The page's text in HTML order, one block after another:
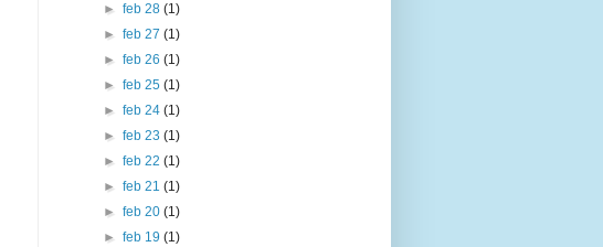
► feb 28 (1)
► feb 27 (1)
► feb 26 (1)
► feb 25 (1)
► feb 24 (1)
► feb 23 (1)
► feb 22 (1)
► feb 21 (1)
► feb 20 (1)
► feb 19 (1)